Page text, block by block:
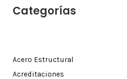
Categorías
Acero Estructural
Acreditaciones